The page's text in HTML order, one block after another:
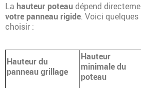
La hauteur poteaudépend
votre panneau rigide. Voici quelques
choisir :
Hauteur du
panneau grillage
Hauteur
minimale du
poteau